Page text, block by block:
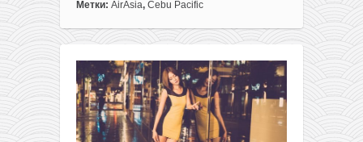
две
на
2019
год
Метки: AirAsia, Cebu Pacific